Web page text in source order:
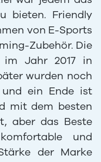
bieten. Friendly
von E-Sports
Zubehör. Die
im Jahr 2017 in
wurden noch
ein Ende ist
mit dem besten
aber das Beste
und
der Marke